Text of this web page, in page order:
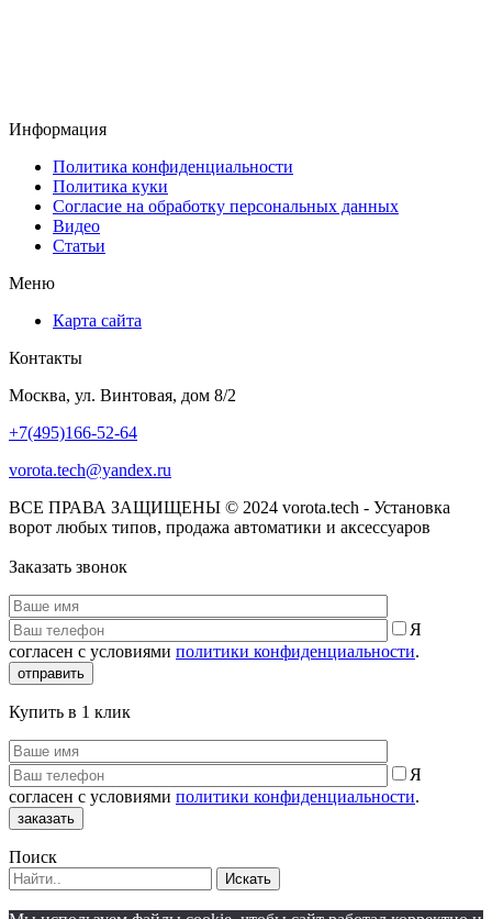
Информация
Политика конфиденциальности
Политика куки
Согласие на обработку персональных данных
Видео
Статьи
Меню
Карта сайта
Контакты
Москва, ул. Винтовая, дом 8/2
+7(495)166-52-64
vorota.tech@yandex.ru
ВСЕ ПРАВА ЗАЩИЩЕНЫ © 2024 vorota.tech - Установка
ворот любых типов, продажа автоматики и аксессуаров
Заказать звонок
Я
согласен с условиями политики конфиденциальности.
отправить
Купить в 1 клик
Я
согласен с условиями политики конфиденциальности.
заказать
Поиск
Искать